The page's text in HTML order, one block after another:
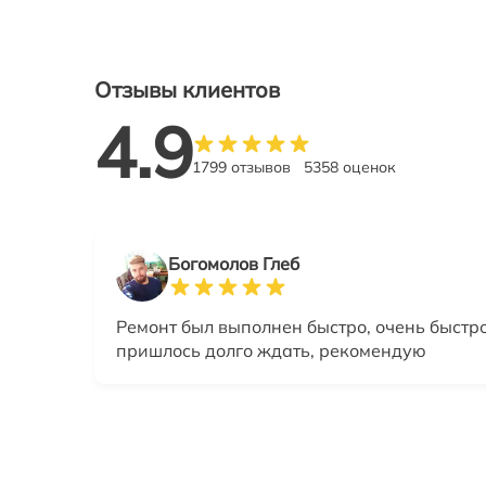
Отзывы клиентов
4.91799 отзывов 5358 оценок
Богомолов Глеб
Ремонт был выполнен быстро, очень
пришлось долго ждать, рекомендую